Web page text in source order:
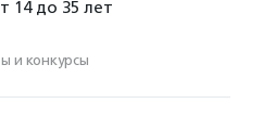
14 до 35 лет
и конкурсы